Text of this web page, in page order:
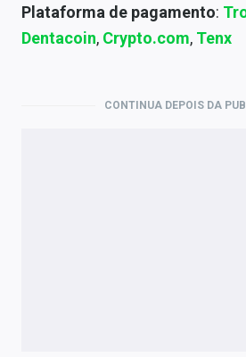
Plataforma de pagamento:
Dentacoin, Crypto.com, Tenx
CONTINUA DEPOIS DA